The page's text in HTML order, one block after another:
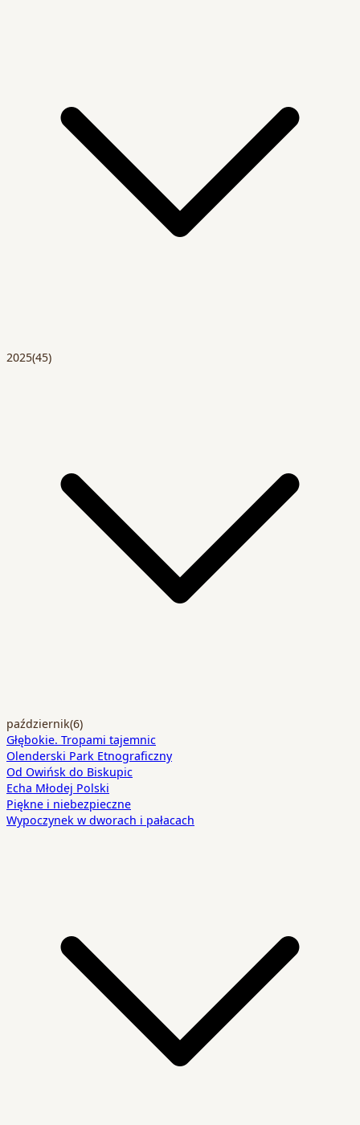
2025(45)
październik(6)
Głębokie. Tropami tajemnic
Olenderski Park Etnograficzny
Od Owińsk do Biskupic
Echa Młodej Polski
Piękne i niebezpieczne
Wypoczynek w dworach i pałacach